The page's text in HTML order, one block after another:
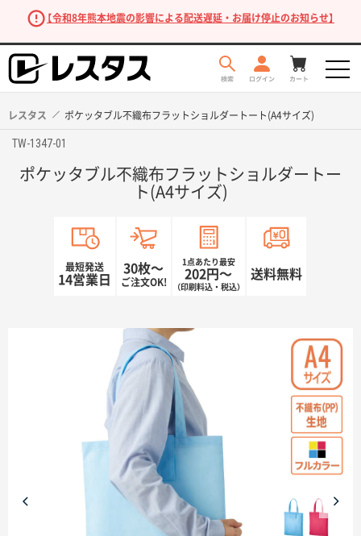
【令和8年熊本地震の影響による配送遅延・お届け停止のお知らせ】
商品を探す
商品カテゴリーから探す
レスタス ポケッタブル不織布フラットショルダートート(A4サイズ)
TW-1347-01
ポケッタブル不織布フラットショルダートー
ト(A4サイズ)
最短発送
14営業日
30枚〜
ご注文OK!
1点あたり最安
202円〜
（印刷料込・税込）
送料無料